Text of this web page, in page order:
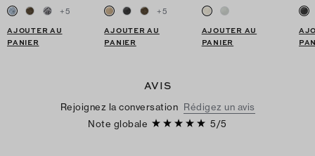
+5
AJOUTER AU
PANIER
+5
AJOUTER AU
PANIER
AJOUTER AU
PANIER
AVIS
Rejoignez la conversation Rédigez un avis
Note globale
5/5